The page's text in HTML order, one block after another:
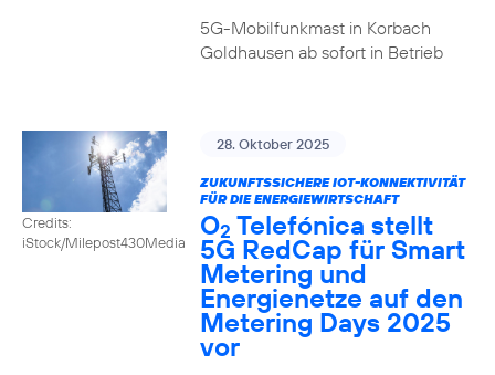
5G-Mobilfunkmast in Korbach
Goldhausen ab sofort in Betrieb
Credits:
iStock/Milepost430Media
28. Oktober 2025
ZUKUNFTSSICHERE IOT-KONNEKTIVITÄT
FÜR DIE ENERGIEWIRTSCHAFT
O2 Telefónica stellt
5G RedCap für Smart
Metering und
Energienetze auf den
Metering Days 2025
vor